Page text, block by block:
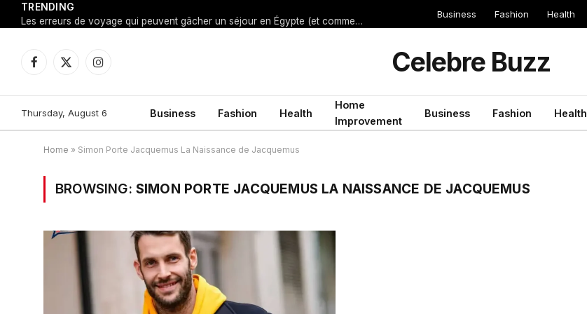
TRENDING
Les erreurs de voyage qui peuvent gâcher un séjour en Égypte (et comment les éviter)
Business Fashion Health
Facebook
X
Instagram Celebre Buzz
Thursday, August 6 Business Fashion Health
Home
Improvement
Business Fashion Health
Home » Simon Porte Jacquemus La Naissance de Jacquemus
BROWSING: SIMON PORTE JACQUEMUS LA NAISSANCE DE JACQUEMUS